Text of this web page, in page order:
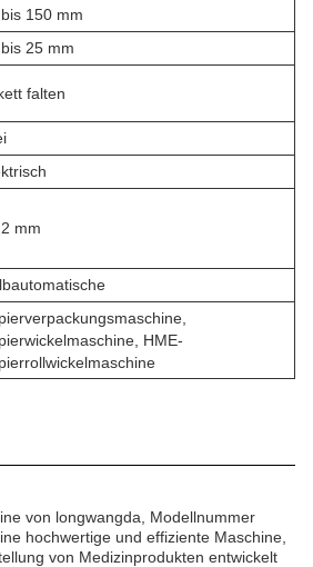
150 mm
25 mm
falten
mm
HME-
von longwangda, Modellnummer
hochwertige und effiziente Maschine,
von Medizinprodukten entwickelt